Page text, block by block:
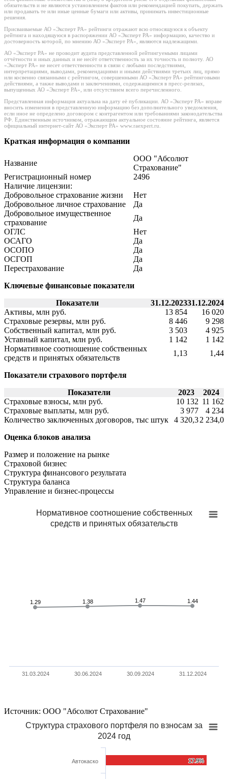
обязательств и не являются установлением фактов или рекомендацией покупать, держать
или продавать те или иные ценные бумаги или активы, принимать инвестиционные
решения.
Присваиваемые АО «Эксперт РА» рейтинги отражают всю относящуюся к объекту
рейтинга и находящуюся в распоряжении АО «Эксперт РА» информацию, качество и
достоверность которой, по мнению АО «Эксперт РА», являются надлежащими.
АО «Эксперт РА» не проводит аудита представленной рейтингуемыми лицами
отчётности и иных данных и не несёт ответственность за их точность и полноту. АО
«Эксперт РА» не несет ответственности в связи с любыми последствиями,
интерпретациями, выводами, рекомендациями и иными действиями третьих лиц, прямо
или косвенно связанными с рейтингом, совершенными АО «Эксперт РА» рейтинговыми
действиями, а также выводами и заключениями, содержащимися в пресс-релизах,
выпущенных АО «Эксперт РА», или отсутствием всего перечисленного.
Представленная информация актуальна на дату её публикации. АО «Эксперт РА» вправе
вносить изменения в представленную информацию без дополнительного уведомления,
если иное не определено договором с контрагентом или требованиями законодательства
РФ. Единственным источником, отражающим актуальное состояние рейтинга, является
официальный интернет-сайт АО «Эксперт РА» www.raexpert.ru.
Краткая информация о компании
Название
ООО "Абсолют
Страхование"
Регистрационный номер
2496
Наличие лицензии:
Добровольное страхование жизни
Нет
Добровольное личное страхование
Да
Добровольное имущественное
страхование
Да
ОГЛС
Нет
ОСАГО
Да
ОСОПО
Да
ОСГОП
Да
Перестрахование
Да
Ключевые финансовые показатели
Показатели
31.12.202331.12.2024
Активы, млн руб.
13 854
16 020
Страховые резервы, млн руб.
8 446
9 298
Собственный капитал, млн руб.
3 503
4 925
Уставный капитал, млн руб.
1 142
1 142
Нормативное соотношение собственных
средств и принятых обязательств
1,13 1,44
Показатели страхового портфеля
Показатели
2023
2024
Страховые взносы, млн руб.
10 132 11 162
Страховые выплаты, млн руб.
3 977
4 234
Количество заключенных договоров, тыс штук
4 320,32 234,0
Оценка блоков анализа
Размер и положение на рынке
Страховой бизнес
Структура финансового результата
Cтруктура баланса
Управление и бизнес-процессы
Нормативное соотношение собственных
средств и принятых обязательств
1.29
1.29 1.38
1.38 1.47
1.47 1.44
1.44
31.03.2024 30.06.2024 30.09.2024 31.12.2024
Источник: ООО "Абсолют Страхование"
Структура страхового портфеля по взносам за
2024 год
17.9%
17.9%
Автокаско